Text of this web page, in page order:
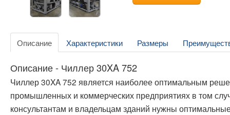
Описание Характеристики Размеры
Описание - Чиллер 30XA 752
Чиллер 30XA 752 является наиболее оптимальным
промышленных и коммерческих предприятиях в том
консультантам и владельцам зданий нужны